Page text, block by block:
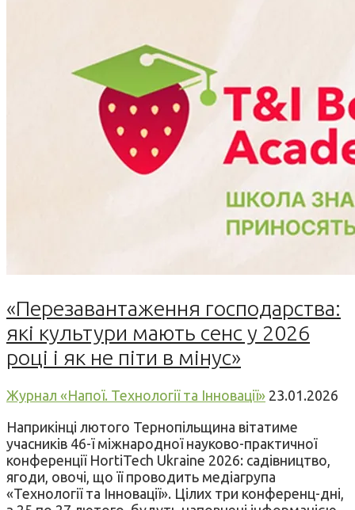
«Перезавантаження господарства:
які культури мають сенс у 2026
році і як не піти в мінус»
Журнал «Напої. Технології та Інновації» 23.01.2026
Наприкінці лютого Тернопільщина вітатиме
учасників 46-ї міжнародної науково-практичної
конференції HortiTech Ukraine 2026: садівництво,
ягоди, овочі, що її проводить медіагрупа
«Технології та Інновації». Цілих три конференц-дні,